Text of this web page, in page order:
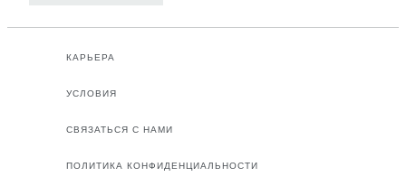
КАРЬЕРА
УСЛОВИЯ
СВЯЗАТЬСЯ С НАМИ
ПОЛИТИКА КОНФИДЕНЦИАЛЬНОСТИ